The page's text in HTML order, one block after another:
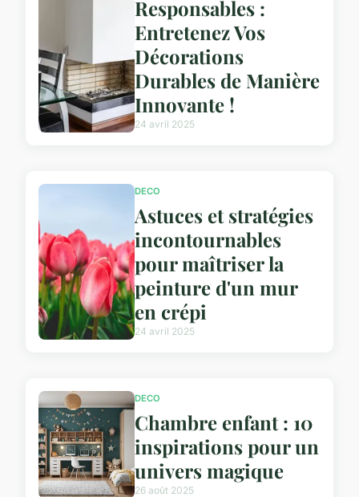
Responsables :
Entretenez Vos
Décorations
Durables de Manière
Innovante !
24 avril 2025
DECO
Astuces et stratégies
incontournables
pour maîtriser la
peinture d'un mur
en crépi
24 avril 2025
DECO
Chambre enfant : 10
inspirations pour un
univers magique
26 août 2025